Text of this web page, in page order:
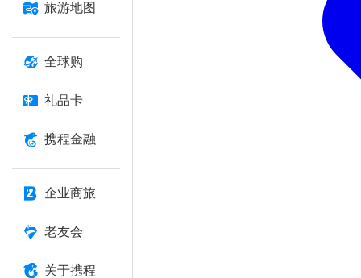
旅游地图
全球购
礼品卡
携程金融
企业商旅
老友会
关于携程